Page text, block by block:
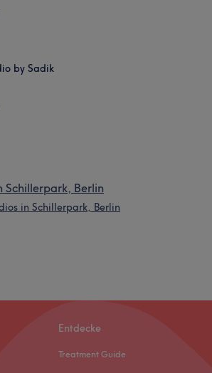
by Sadik
Schillerpark, Berlin
in Schillerpark, Berlin
Entdecke
Treatment Guide